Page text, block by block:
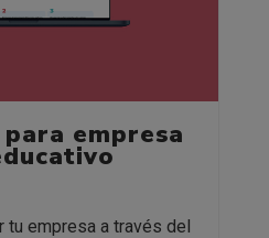
empresa
tu empresa a través del